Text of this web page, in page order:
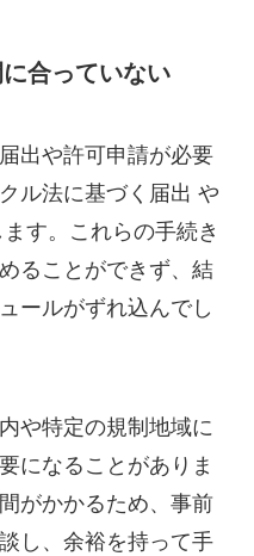
合っていない
出や許可申請が必要
ル法に基づく届出 や
す。これらの手続き
ることができず、結
ールがずれ込んでし
や特定の規制地域に
になることがありま
がかかるため、事前
し、余裕を持って手